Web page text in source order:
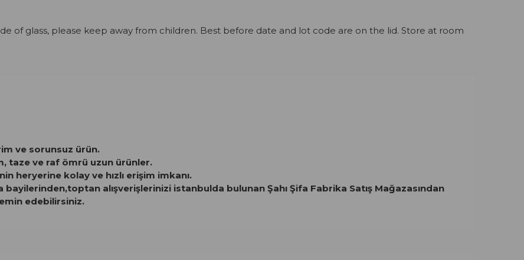
of glass, please keep away from children. Best before date and lot code are on the lid. Store at room
ve sorunsuz ürün.
taze ve raf ömrü uzun ürünler.
heryerine kolay ve hızlı erişim imkanı.
bayilerinden,toptan alışverişlerinizi istanbulda bulunan Şahı Şifa Fabrika Satış Mağazasından
edebilirsiniz.